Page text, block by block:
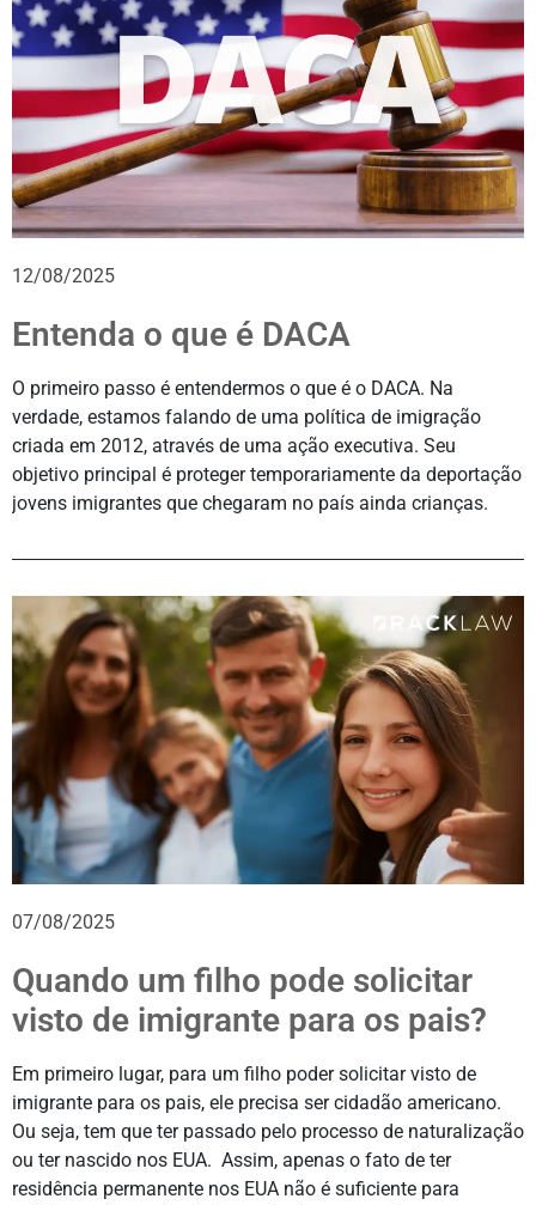
12/08/2025
Entenda o que é DACA
O primeiro passo é entendermos o que é o DACA. Na
verdade, estamos falando de uma política de imigração
criada em 2012, através de uma ação executiva. Seu
objetivo principal é proteger temporariamente da deportação
jovens imigrantes que chegaram no país ainda crianças.
07/08/2025
Quando um filho pode solicitar
visto de imigrante para os pais?
Em primeiro lugar, para um filho poder solicitar visto de
imigrante para os pais, ele precisa ser cidadão americano.
Ou seja, tem que ter passado pelo processo de naturalização
ou ter nascido nos EUA. Assim, apenas o fato de ter
residência permanente nos EUA não é suficiente para